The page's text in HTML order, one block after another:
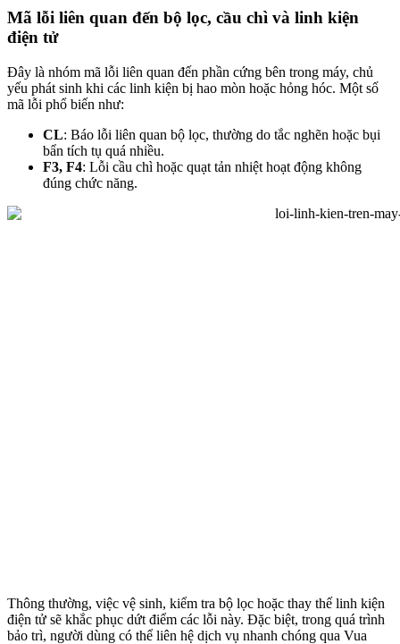
Mã lỗi liên quan đến bộ lọc, cầu chì và linh kiện
điện tử
Đây là nhóm mã lỗi liên quan đến phần cứng bên trong máy, chủ
yếu phát sinh khi các linh kiện bị hao mòn hoặc hỏng hóc. Một số
mã lỗi phổ biến như:
CL: Báo lỗi liên quan bộ lọc, thường do tắc nghẽn hoặc bụi
bẩn tích tụ quá nhiều.
F3, F4: Lỗi cầu chì hoặc quạt tản nhiệt hoạt động không
đúng chức năng.
Thông thường, việc vệ sinh, kiểm tra bộ lọc hoặc thay thế linh kiện
điện tử sẽ khắc phục dứt điểm các lỗi này. Đặc biệt, trong quá trình
bảo trì, người dùng có thể liên hệ dịch vụ nhanh chóng qua Vua